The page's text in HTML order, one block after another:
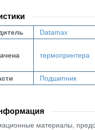
Datamax
термопринтера
Подшипник
материалы,